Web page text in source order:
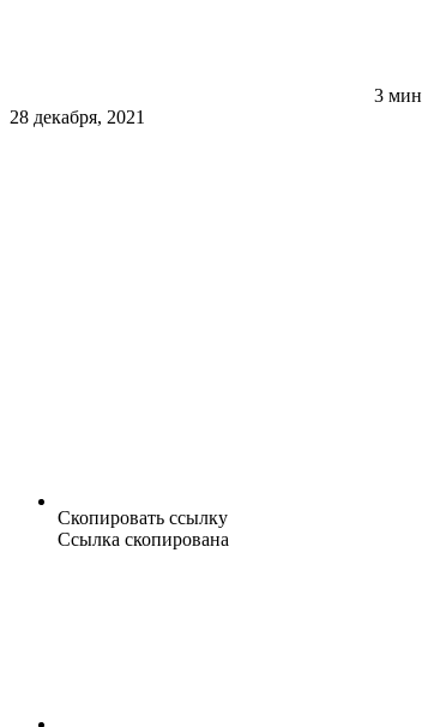
3 мин
28 декабря, 2021
Скопировать ссылку
Ссылка скопирована